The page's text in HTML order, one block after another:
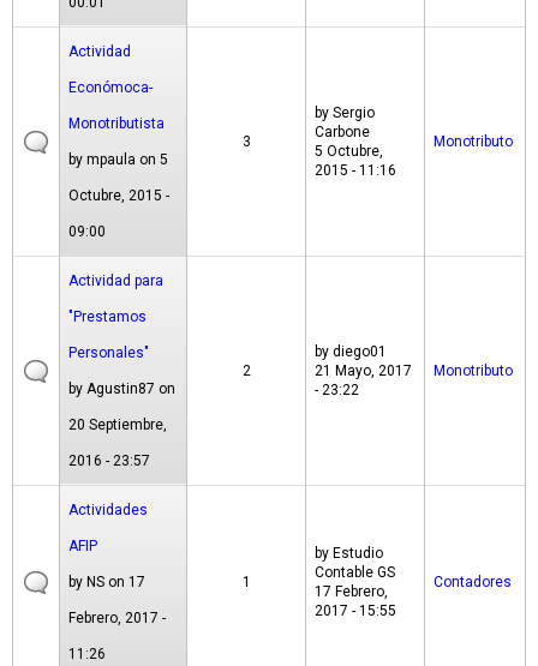
Actividad
Económoca-
Monotributista
by mpaula on 5
Octubre, 2015 -
09:00
3
by Sergio
Carbone
5 Octubre,
2015 - 11:16
Monotributo
Actividad para
"Prestamos
Personales"
by Agustin87 on
20 Septiembre,
2016 - 23:57
2
by diego01
21 Mayo, 2017
- 23:22
Monotributo
Actividades
AFIP
by NS on 17
Febrero, 2017 -
11:26
1
by Estudio
Contable GS
17 Febrero,
2017 - 15:55
Contadores